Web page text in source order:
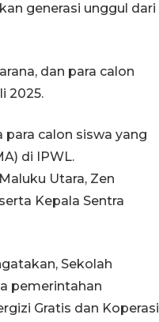
generasi unggul dari
dan para calon
2025.
calon siswa yang
di IPWL.
Utara, Zen
Kepala Sentra
Sekolah
pemerintahan
Gratis dan Koperasi